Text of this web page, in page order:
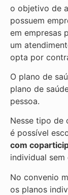
o objetivo de
possuem
em empresas
um
opta por
O plano de
plano de
pessoa.
Nesse tipo de
é possível
com
individual
No convenio
os planos